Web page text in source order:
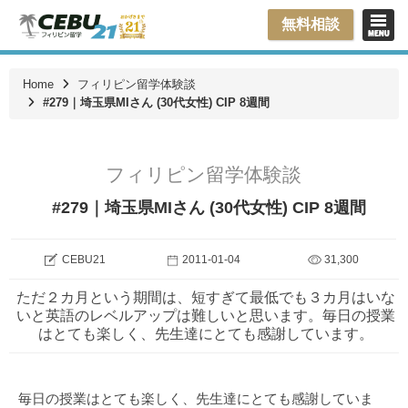
無料相談
Home
フィリピン留学体験談
#279｜埼玉県MIさん (30代女性) CIP 8週間
フィリピン留学体験談
#279｜埼玉県MIさん (30代女性) CIP 8週間
CEBU21 2011-01-04 31,300
ただ２カ月という期間は、短すぎて最低でも３カ月はいな
いと英語のレベルアップは難しいと思います。毎日の授業
はとても楽しく、先生達にとても感謝しています。
毎日の授業はとても楽しく、先生達にとても感謝していま